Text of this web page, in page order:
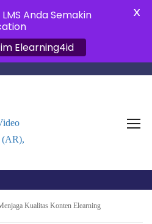
E-
Kualitas Konten Elearning
Anda Semakin
Elearning4id
X